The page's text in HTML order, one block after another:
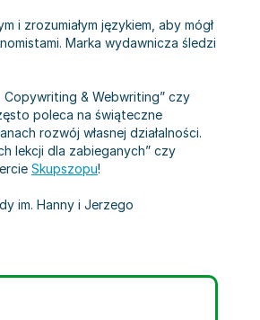
i zrozumiałym językiem, aby mógł
Marka wydawnicza śledzi
& Webwriting” czy
poleca na świąteczne
rozwój własnej działalności.
lekcji dla zabieganych” czy
Skupszopu!
im. Hanny i Jerzego